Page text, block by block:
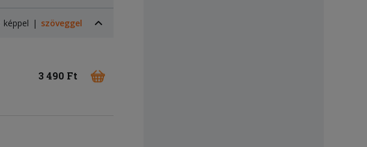
képpel szöveggel
3 490 Ft